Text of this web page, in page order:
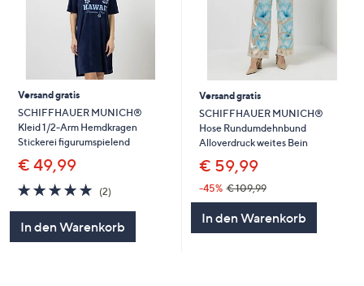
diese
anzuzeigen.
Versand gratis
SCHIFFHAUER MUNICH®
Kleid 1/2-Arm Hemdkragen
Stickerei figurumspielend
€ 49,99
5.0
von
(2)2
In den Warenkorb
Versand gratis
SCHIFFHAUER MUNICH®
Hose Rundumdehnbund
Alloverdruck weites Bein
€ 59,99
-45% € 109,99
In den Warenkorb